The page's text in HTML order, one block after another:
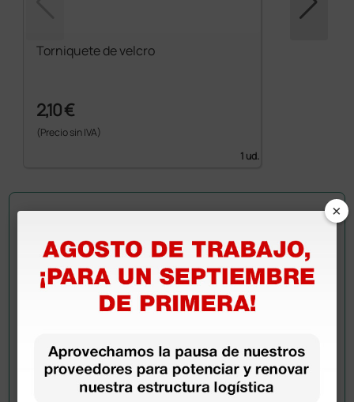
Torniquete de velcro
2,10 €
(Precio sin IVA)
1 ud.
¿Todavía tienes alguna duda? ¿Necesitas más
información?
Envía ahora mismo tu pregunta a los colegas que ya
×